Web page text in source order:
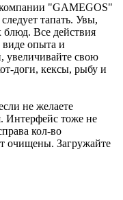
"GAMEGOS"
тапать. Увы,
блюд. Все действия
виде опыта и
увеличивайте свою
доги, кексы, рыбу и
не желаете
Интерфейс тоже не
кол-во
очищены. Загружайте